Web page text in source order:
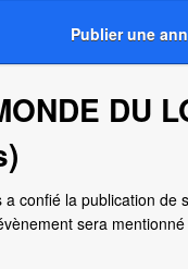
Publier une
DU
a confié la publication de
sera